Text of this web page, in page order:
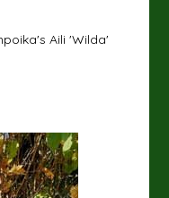
Aili 'Wilda'